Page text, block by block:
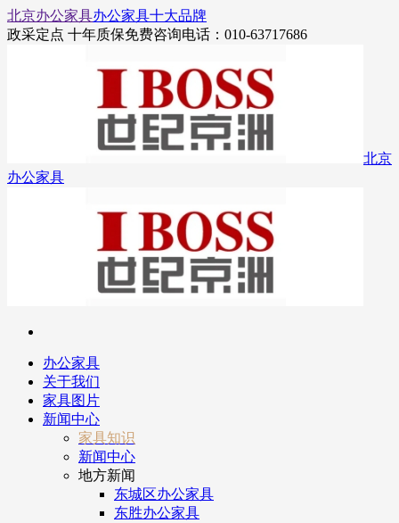
北京办公家具办公家具十大品牌
政采定点 十年质保免费咨询电话：010-63717686
北京
办公家具
办公家具
关于我们
家具图片
新闻中心
家具知识
新闻中心
地方新闻
东城区办公家具
东胜办公家具